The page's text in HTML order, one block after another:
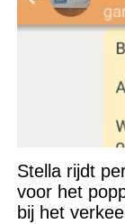
Stella rijdt
voor het
bij het